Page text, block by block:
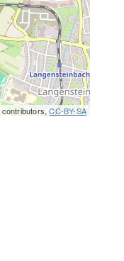
contributors,CC-BY-SA